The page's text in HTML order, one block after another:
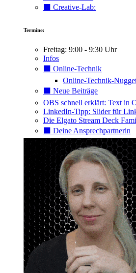
⬛️ Creative-Lab:
Termine:
Freitag: 9:00 - 9:30 Uhr
Infos
⬛️ Online-Technik
Online-Technik-
⬛️ Neue Beiträge
OBS schnell erklärt: Text in
LinkedIn-Tipp: Slider für
Die Elgato Stream Deck
⬛️ Deine Ansprechpartnerin